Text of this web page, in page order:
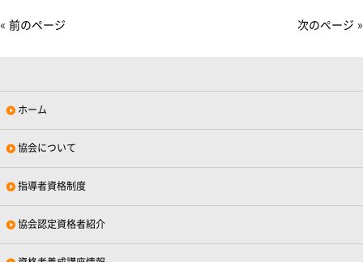
« 前のページ 次のページ »
ホーム
協会について
指導者資格制度
協会認定資格者紹介